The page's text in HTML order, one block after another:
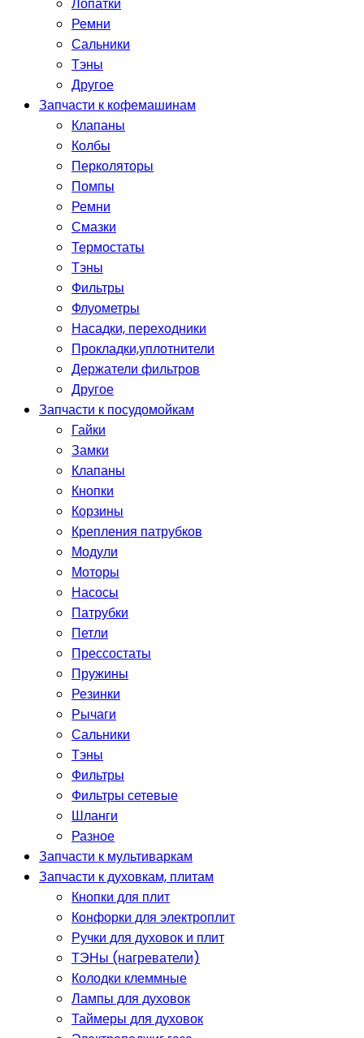
Лопатки
Ремни
Сальники
Тэны
Другое
Запчасти к кофемашинам
Клапаны
Колбы
Перколяторы
Помпы
Ремни
Смазки
Термостаты
Тэны
Фильтры
Флуометры
Насадки, переходники
Прокладки,уплотнители
Держатели фильтров
Другое
Запчасти к посудомойкам
Гайки
Замки
Клапаны
Кнопки
Корзины
Крепления патрубков
Модули
Моторы
Насосы
Патрубки
Петли
Прессостаты
Пружины
Резинки
Рычаги
Сальники
Тэны
Фильтры
Фильтры сетевые
Шланги
Разное
Запчасти к мультиваркам
Запчасти к духовкам, плитам
Кнопки для плит
Конфорки для электроплит
Ручки для духовок и плит
ТЭНы (нагреватели)
Колодки клеммные
Лампы для духовок
Таймеры для духовок